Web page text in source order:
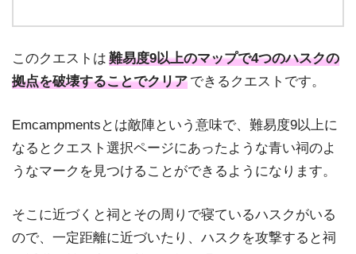
このクエストは 難易度9以上のマップで4つのハスクの
拠点を破壊することでクリア できるクエストです。
Emcampmentsとは敵陣という意味で、難易度9以上に
なるとクエスト選択ページにあったような青い祠のよ
うなマークを見つけることができるようになります。
そこに近づくと祠とその周りで寝ているハスクがいる
ので、一定距離に近づいたり、ハスクを攻撃すると祠